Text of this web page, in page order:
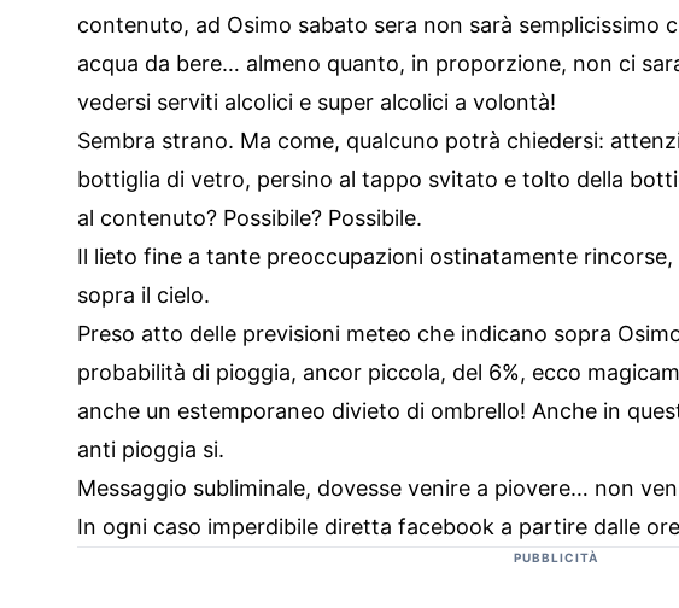
contenuto, ad Osimo sabato sera non sarà semplicissimo
acqua da bere… almeno quanto, in proporzione, non ci
vedersi serviti alcolici e super alcolici a volontà!
Sembra strano. Ma come, qualcuno potrà chiedersi:
bottiglia di vetro, persino al tappo svitato e tolto della
al contenuto? Possibile? Possibile.
Il lieto fine a tante preoccupazioni ostinatamente
sopra il cielo.
Preso atto delle previsioni meteo che indicano sopra
probabilità di pioggia, ancor piccola, del 6%, ecco
anche un estemporaneo divieto di ombrello! Anche in
anti pioggia si.
Messaggio subliminale, dovesse venire a piovere… non
In ogni caso imperdibile diretta facebook a partire dalle
PUBBLICITÀ